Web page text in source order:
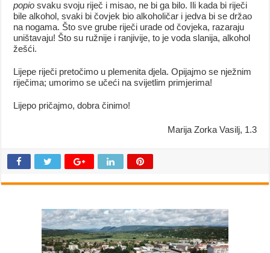
popiosvaku svoju riječ i misao, ne bi ga bilo. Ili kada bi riječi
bile alkohol, svaki bi čovjek bio alkoholičar i jedva bi se držao
na nogama. Što sve grube riječi urade od čovjeka, razaraju
uništavaju! Što su ružnije i ranjivije, to je voda slanija, alkohol
žešći.
Lijepe riječi pretočimo u plemenita djela. Opijajmo se nježnim
riječima; umorimo se učeći na svijetlim primjerima!
Lijepo pričajmo, dobra činimo!
Marija Zorka Vasilj, 1.3